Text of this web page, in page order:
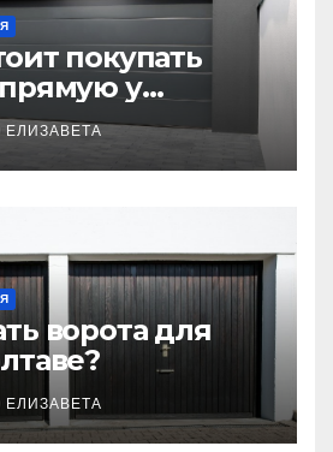
покупать
у
ЕЛИЗАВЕТА
ворота для
ЕЛИЗАВЕТА